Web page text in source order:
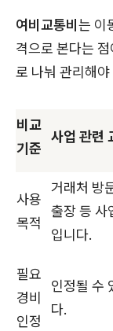
여비교통비는 이
격으로 본다는
로 나눠 관리해야
비교
기준
사업 관련
사용
목적
거래처 방
출장 등 사
입니다.
필요
경비
인정
인정될 수
다.